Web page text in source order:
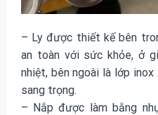
– Ly được thiết kế bên
an toàn với sức khỏe, ở
nhiệt, bên ngoài là lớp
sang trọng.
– Nắp được làm bằng